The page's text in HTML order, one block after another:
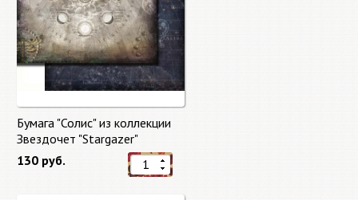
Бумага "Солис" из коллекции
Звездочет "Stargazer"
130 руб.